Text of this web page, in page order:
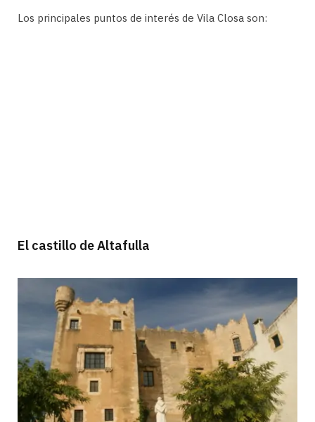
Los principales puntos de interés de Vila Closa son:
El castillo de Altafulla